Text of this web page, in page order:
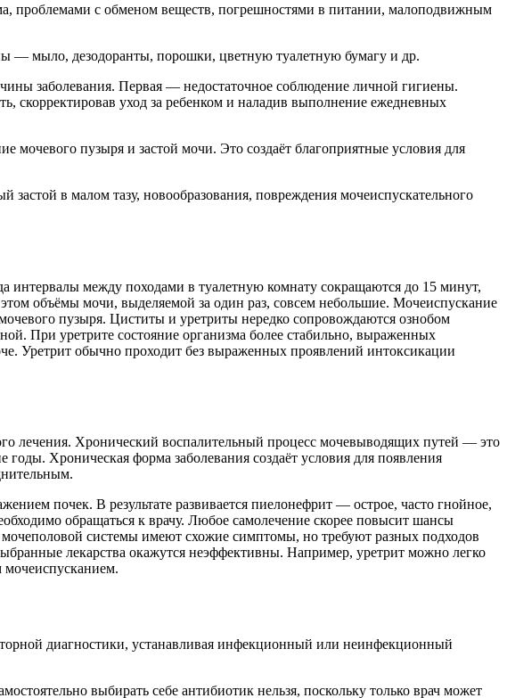
проблемами с обменом веществ, погрешностями в питании, малоподвижным
— мыло, дезодоранты, порошки, цветную туалетную бумагу и др.
заболевания. Первая — недостаточное соблюдение личной гигиены.
скорректировав уход за ребенком и наладив выполнение ежедневных
пузыря и застой мочи. Это создаёт благоприятные условия для
в малом тазу, новообразования, повреждения мочеиспускательного
между походами в туалетную комнату сокращаются до 15 минут,
объёмы мочи, выделяемой за один раз, совсем небольшие. Мочеиспускание
пузыря. Циститы и уретриты нередко сопровождаются ознобом
При уретрите состояние организма более стабильно, выраженных
Уретрит обычно проходит без выраженных проявлений интоксикации
лечения. Хронический воспалительный процесс мочевыводящих путей — это
годы. Хроническая форма заболевания создаёт условия для появления
почек. В результате развивается пиелонефрит — острое, часто гнойное,
обращаться к врачу. Любое самолечение скорее повысит шансы
системы имеют схожие симптомы, но требуют разных подходов
лекарства окажутся неэффективны. Например, уретрит можно легко
мочеиспусканием.
диагностики, устанавливая инфекционный или неинфекционный
выбирать себе антибиотик нельзя, поскольку только врач может